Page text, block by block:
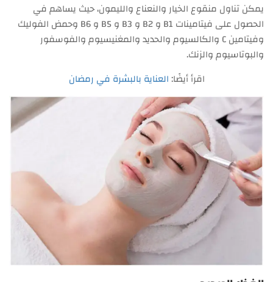
يمكن تناول منقوع الخيار والنعناع والليمون، حيث يساهم في
الحصول على فيتامينات B1 و B2 و B3 و B5 و B6 وحمض الفوليك
وفيتامين C والكالسيوم والحديد والمغنيسيوم والفوسفور
والبوتاسيوم والزنك.
اقرأ أيضًا:العناية بالبشرة في رمضان